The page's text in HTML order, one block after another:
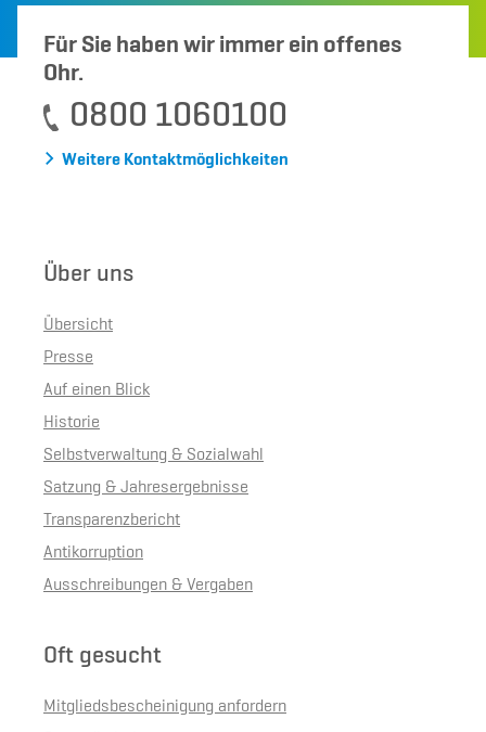
Für Sie haben wir immer ein offenes
Ohr.
0800 1060100
Weitere Kontaktmöglichkeiten
Über uns
Übersicht
Presse
Auf einen Blick
Historie
Selbstverwaltung & Sozialwahl
Satzung & Jahresergebnisse
Transparenzbericht
Antikorruption
Ausschreibungen & Vergaben
Oft gesucht
Mitgliedsbescheinigung anfordern